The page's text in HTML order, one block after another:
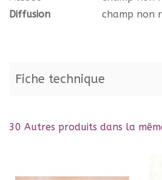
Diffusion
champ non
Fiche technique
30 Autres produits dans la